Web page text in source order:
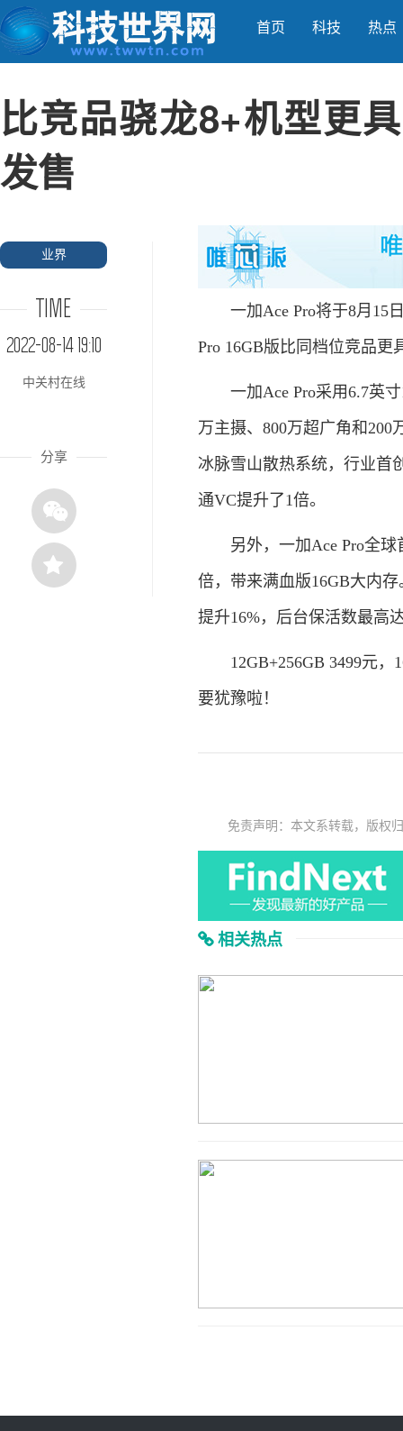
首页 科技 热点
比竞品骁龙8+机型更
发售
业界
TIME
2022-08-14 19:10
中关村在线
分享
一加Ace Pro将于8月15日
Pro 16GB版比同档位竞品更
一加Ace Pro采用6.7英寸
万主摄、800万超广角和200
冰脉雪山散热系统，行业首
通VC提升了1倍。
另外，一加Ace Pro全球
倍，带来满血版16GB大内
提升16%，后台保活数最高
12GB+256GB 3499元，
要犹豫啦！
免责声明：本文系转载，版权
相关热点